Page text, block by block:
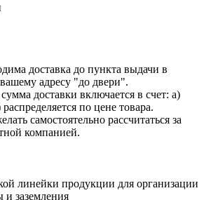
доставка до пункта выдачи в
адресу "до двери".
доставки включается в счет: а)
по цене товара.
самостоятельно рассчитаться за
компанией.
линейки продукции для организации
и заземления